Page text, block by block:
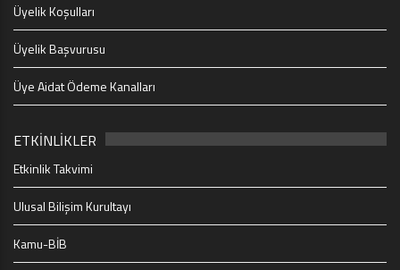
Üyelik Koşulları
Üyelik Başvurusu
Üye Aidat Ödeme Kanalları
ETKİNLİKLER
Etkinlik Takvimi
Ulusal Bilişim Kurultayı
Kamu-BİB